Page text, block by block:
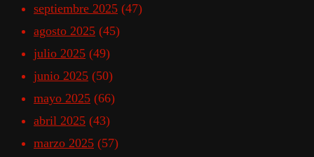
septiembre 2025 (47)
agosto 2025 (45)
julio 2025 (49)
junio 2025 (50)
mayo 2025 (66)
abril 2025 (43)
marzo 2025 (57)